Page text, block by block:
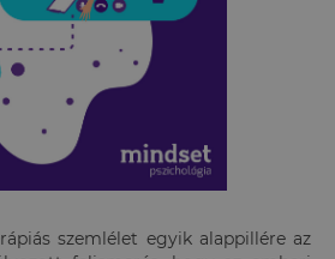
szemlélet egyik alappillére az